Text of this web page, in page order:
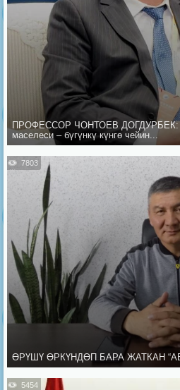
ПРОФЕССОР ЧОНТОЕВ ДОГДУРБЕК:
маселеси – бүгүнкү күнгө чейин...
7803
ӨРҮШҮ ӨРКҮНДӨП БАРА ЖАТКАН
5454